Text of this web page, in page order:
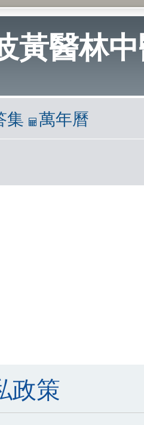
黃醫林
集 萬年曆
政策